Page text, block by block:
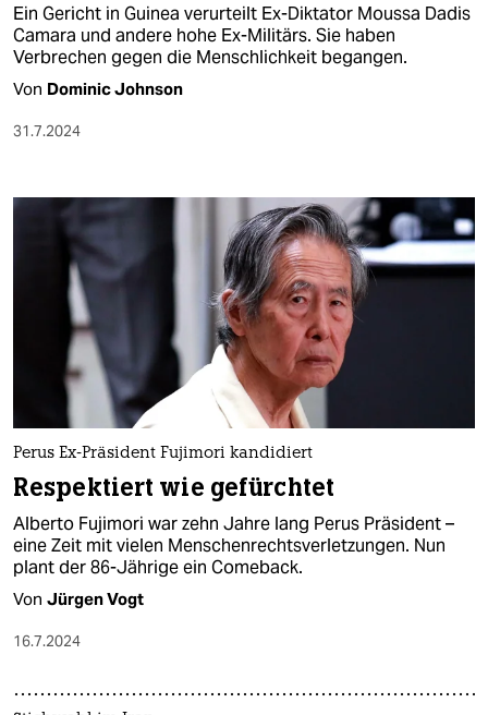
Ein Gericht in Guinea verurteilt Ex-Diktator Moussa Dadis
Camara und andere hohe Ex-Militärs. Sie haben
Verbrechen gegen die Menschlichkeit begangen.
Von Dominic Johnson
31.7.2024
Perus Ex-Präsident Fujimori kandidiert
Respektiert wie gefürchtet
Alberto Fujimori war zehn Jahre lang Perus Präsident –
eine Zeit mit vielen Menschenrechtsverletzungen. Nun
plant der 86-Jährige ein Comeback.
Von Jürgen Vogt
16.7.2024